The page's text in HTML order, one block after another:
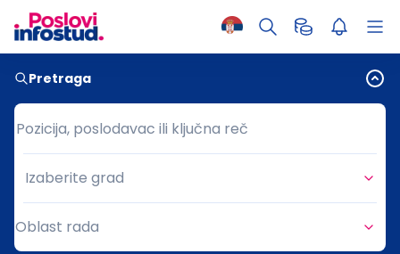
Pretraga
Pozicija, poslodavac ili ključna reč
Pozicija, poslodavac ili ključna reč
Grad
Izaberite grad
Oblast rada